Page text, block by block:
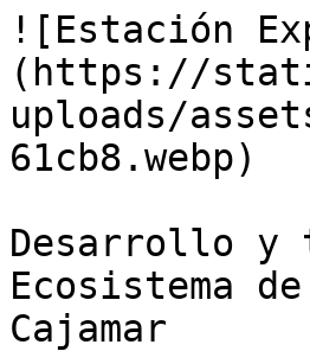
![Estación
(https://
uploads/
61cb8.webp)
Desarrollo y
Ecosistema
Cajamar